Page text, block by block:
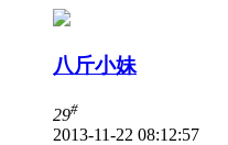
八斤小妹
29#
2013-11-22 08:12:57